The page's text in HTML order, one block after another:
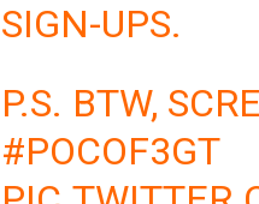
SIGN-UPS.
P.S. BTW,
#POCOF3GT